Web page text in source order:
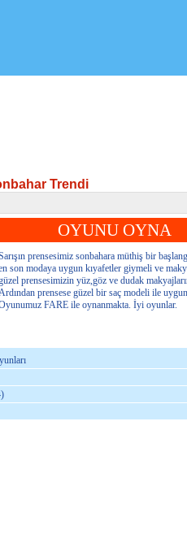
Trendi
OYUNU OYNA
prensesimiz sonbahara müthiş bir
son modaya uygun kıyafetler giymeli ve
prensesimizin yüz,göz ve dudak
prensese güzel bir saç modeli ile
FARE ile oynanmakta. İyi oyunlar.